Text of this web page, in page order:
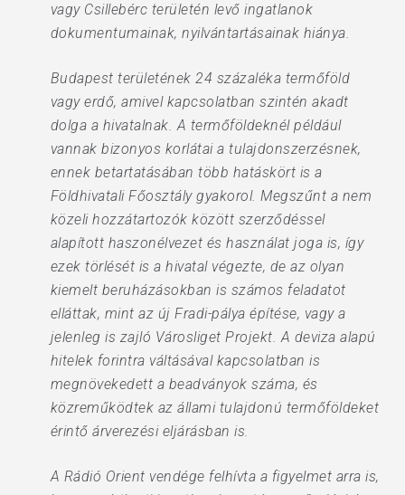
vagy Csillebérc területén levő ingatlanok
dokumentumainak, nyilvántartásainak hiánya.
Budapest területének 24 százaléka termőföld
vagy erdő, amivel kapcsolatban szintén akadt
dolga a hivatalnak. A termőföldeknél például
vannak bizonyos korlátai a tulajdonszerzésnek,
ennek betartatásában több hatáskört is a
Földhivatali Főosztály gyakorol. Megszűnt a nem
közeli hozzátartozók között szerződéssel
alapított haszonélvezet és használat joga is, így
ezek törlését is a hivatal végezte, de az olyan
kiemelt beruházásokban is számos feladatot
elláttak, mint az új Fradi-pálya építése, vagy a
jelenleg is zajló Városliget Projekt. A deviza alapú
hitelek forintra váltásával kapcsolatban is
megnövekedett a beadványok száma, és
közreműködtek az állami tulajdonú termőföldeket
érintő árverezési eljárásban is.
A Rádió Orient vendége felhívta a figyelmet arra is,